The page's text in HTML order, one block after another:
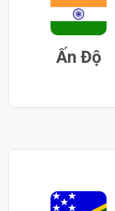
Ấn Độ